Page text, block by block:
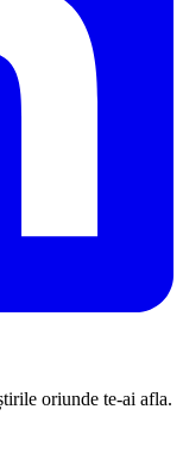
oriunde te-ai afla.